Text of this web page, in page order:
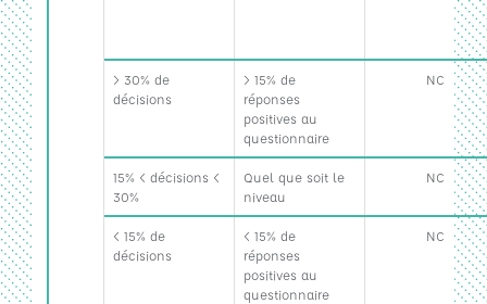
> 30% de
décisions
> 15% de
réponses
positives au
questionnaire
NC
15% < décisions <
30%
Quel que soit le
niveau
NC
< 15% de
décisions
< 15% de
réponses
positives au
questionnaire
NC